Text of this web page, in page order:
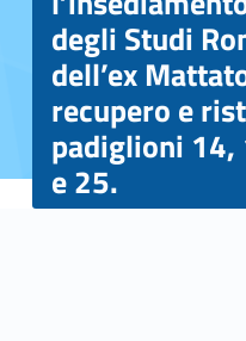
degli Studi
dell’ex
recupero e
padiglioni
e 25.